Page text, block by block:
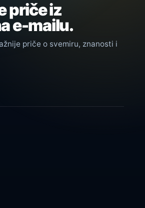
priče iz
e-mailu.
priče o svemiru, znanosti i